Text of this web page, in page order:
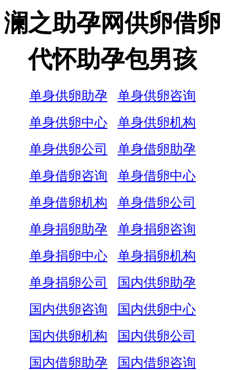
澜之助孕网供卵借卵
代怀助孕包男孩
单身供卵助孕
单身供卵咨询
单身供卵中心
单身供卵机构
单身供卵公司
单身借卵助孕
单身借卵咨询
单身借卵中心
单身借卵机构
单身借卵公司
单身捐卵助孕
单身捐卵咨询
单身捐卵中心
单身捐卵机构
单身捐卵公司
国内供卵助孕
国内供卵咨询
国内供卵中心
国内供卵机构
国内供卵公司
国内借卵助孕
国内借卵咨询